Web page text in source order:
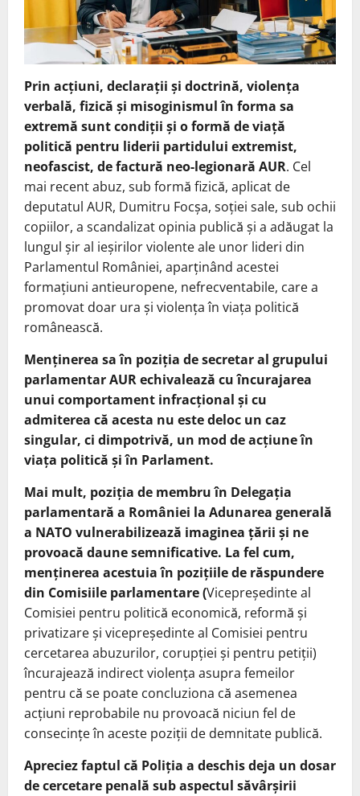
Prin acțiuni, declarații și doctrină, violența
verbală, fizică și misoginismul în forma sa
extremă sunt condiții și o formă de viață
politică pentru liderii partidului extremist,
neofascist, de factură neo-legionară AUR. Cel
mai recent abuz, sub formă fizică, aplicat de
deputatul AUR, Dumitru Focșa, soției sale, sub ochii
copiilor, a scandalizat opinia publică și a adăugat la
lungul șir al ieșirilor violente ale unor lideri din
Parlamentul României, aparținând acestei
formațiuni antieuropene, nefrecventabile, care a
promovat doar ura și violența în viața politică
românească.
Menținerea sa în poziția de secretar al grupului
parlamentar AUR echivalează cu încurajarea
unui comportament infracțional și cu
admiterea că acesta nu este deloc un caz
singular, ci dimpotrivă, un mod de acțiune în
viața politică și în Parlament.
Mai mult, poziția de membru în Delegația
parlamentară a României la Adunarea generală
a NATO vulnerabilizează imaginea țării și ne
provoacă daune semnificative. La fel cum,
menținerea acestuia în pozițiile de răspundere
din Comisiile parlamentare (Vicepreședinte al
Comisiei pentru politică economică, reformă şi
privatizare și vicepreședinte al Comisiei pentru
cercetarea abuzurilor, corupției şi pentru petiții)
încurajează indirect violența asupra femeilor
pentru că se poate concluziona că asemenea
acțiuni reprobabile nu provoacă niciun fel de
consecințe în aceste poziții de demnitate publică.
Apreciez faptul că Poliția a deschis deja un dosar
de cercetare penală sub aspectul săvârșirii